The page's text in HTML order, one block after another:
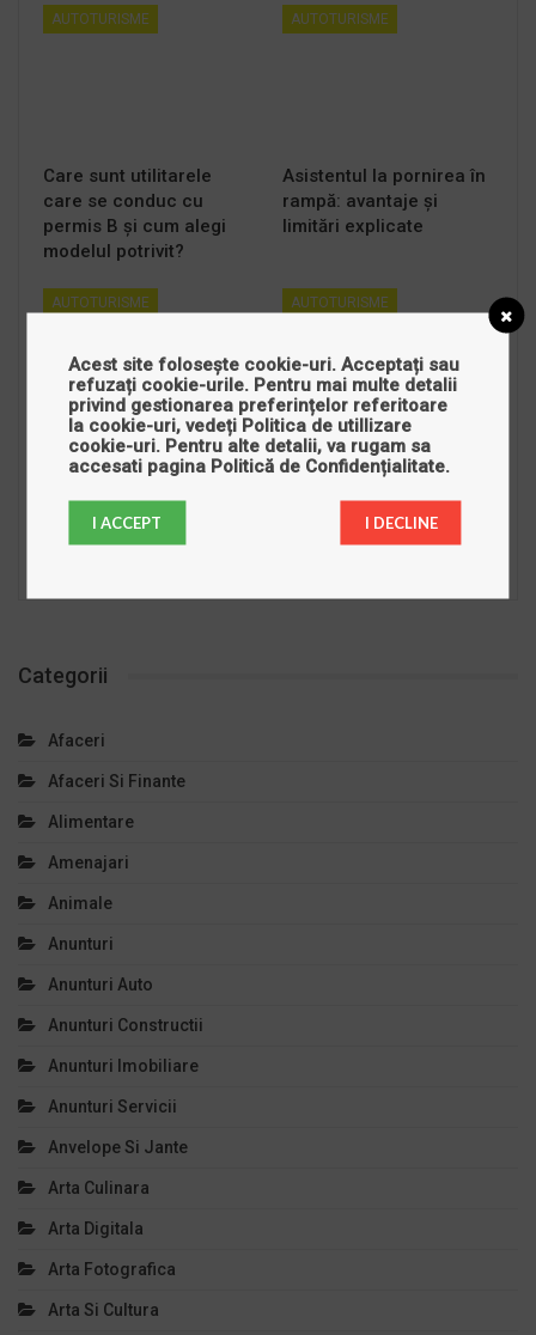
AUTOTURISME
Care sunt utilitarele
care se conduc cu
permis B și cum alegi
modelul potrivit?
AUTOTURISME
Asistentul la pornirea în
rampă: avantaje și
limitări explicate
AUTOTURISME
Lexus ES 350 –
AUTOTURISME
Parcuri auto din Galați
care oferă finanțare:
Categorii
Afaceri
Afaceri Si Finante
Alimentare
Amenajari
Animale
Anunturi
Anunturi Auto
Anunturi Constructii
Anunturi Imobiliare
Anunturi Servicii
Anvelope Si Jante
Arta Culinara
Arta Digitala
Arta Fotografica
Arta Si Cultura
Acest site folosește cookie-uri. Acceptați sau
refuzați cookie-urile. Pentru mai multe detalii
privind gestionarea preferințelor referitoare
la cookie-uri, vedeți Politica de utillizare
cookie-uri. Pentru alte detalii, va rugam sa
accesati pagina Politică de Confidențialitate.
I ACCEPT I DECLINE